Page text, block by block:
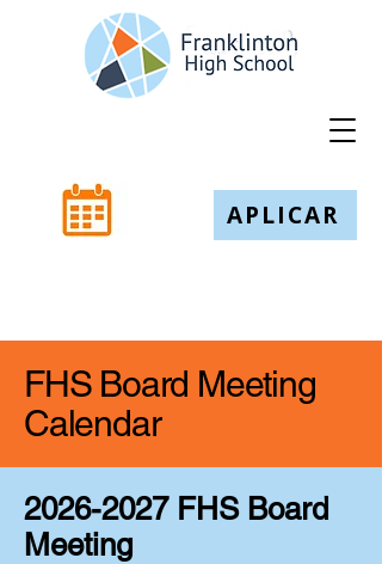
APLICAR
FHS Board Meeting
Calendar
2026-2027FHS Board
Meeting